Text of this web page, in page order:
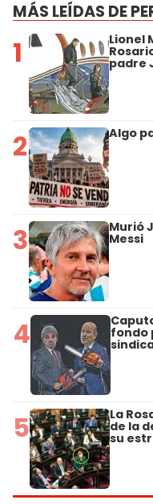
MÁS LEÍDAS DE
1 Lionel
padre
2 Algo
3 Murió
Messi
4 fondo
5 La
de la
su